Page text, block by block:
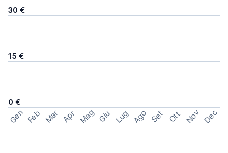
30 €
15 €
0 €
Gen Feb Mar Apr Mag Giu Lug Ago Set Ott Nov Dec